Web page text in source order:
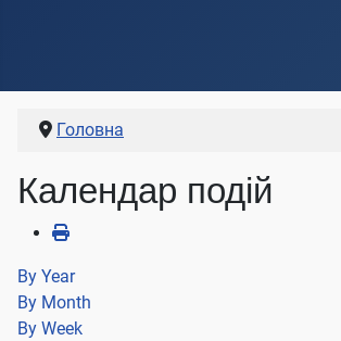
Головна
Календар подій
By Year
By Month
By Week